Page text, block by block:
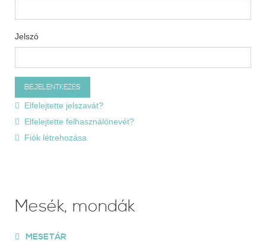
Jelszó
Elfelejtette jelszavát?
Elfelejtette felhasználónevét?
Fiók létrehozása
Mesék, mondák
MESETÁR